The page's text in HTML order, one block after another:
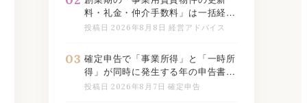
料・礼金・仲介手数料」は一括経
費？繰延資産？——契約更新が多い
分かれ道【2026年版】
投稿日 2026年8月8日 経営アドバイス
03 確定申告で「事業所得」と「一時所
得」が同時に発生する年の申告書の
書き方——満期保険金・立退料があ
投稿日 2026年8月7日 確定申告